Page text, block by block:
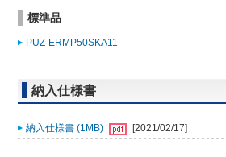
標準品
PUZ-ERMP50SKA11
納入仕様書
納入仕様書 (1MB) [2021/02/17]